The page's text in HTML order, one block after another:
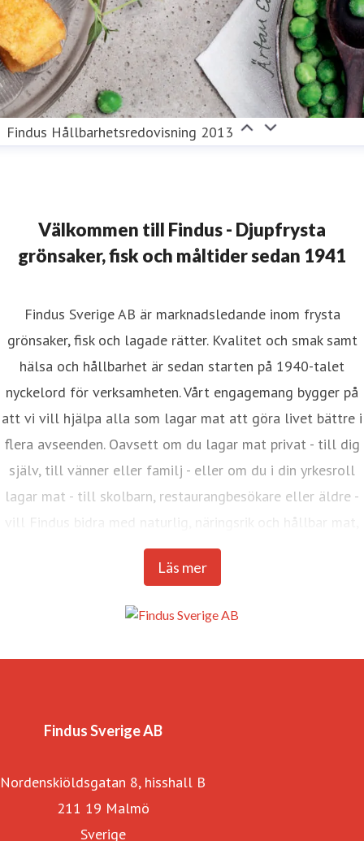
Findus Hållbarhetsredovisning 2013
Välkommen till Findus - Djupfrysta
grönsaker, fisk och måltider sedan 1941
Läs mer
Findus Sverige AB är marknadsledande inom frysta
grönsaker, fisk och lagade rätter. Kvalitet och smak samt
hälsa och hållbarhet är sedan starten på 1940-talet
nyckelord för verksamheten. Vårt engagemang bygger på
att vi vill hjälpa alla som lagar mat att göra livet bättre i
flera avseenden. Oavsett om du lagar mat privat - till dig
själv, till vänner eller familj - eller om du i din yrkesroll
lagar mat - till skolbarn, restaurangbesökare eller äldre -
vill Findus bidra med naturlig, näringsrik och hållbar mat,
varje dag.
Foods Europe (NFE), Västeuropas största livsmedelsbolag
fabriker i Europa. Nomad Foods Europe marknadsför
Cocinera, Lutosa, Goodfella’s och Aunt Bessie’s.
Findus Sverige AB
Nordenskiöldsgatan 8, hisshall B
211 19 Malmö
Sverige